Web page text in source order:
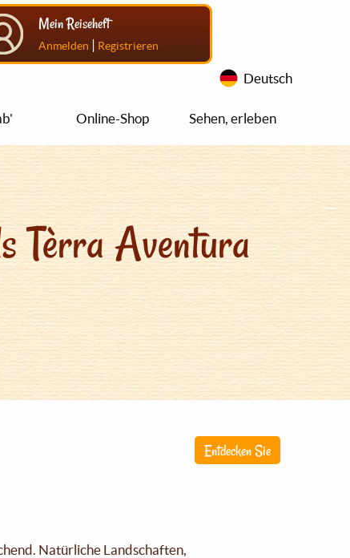
Mein Reiseheft
Anmelden | Registrieren
Deutsch
Online-Shop Sehen, erleben
Tèrra Aventura
Entdecken Sie
Natürliche Landschaften,